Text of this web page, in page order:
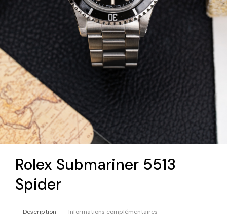
Rolex Submariner 5513
Spider
Description
Informations complémentaires